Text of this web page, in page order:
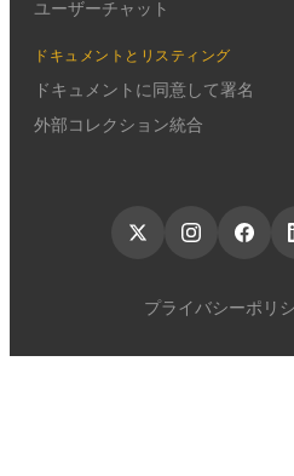
ユーザーチャット
ドキュメントとリスティング
ドキュメントに同意して署名
外部コレクション統合
プライバシーポリ